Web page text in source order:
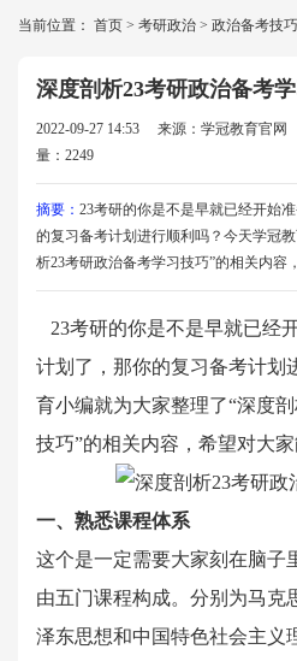
当前位置： 首页 > 考研政治 > 政治备考技巧
深度剖析23考研政治备考
2022-09-27 14:53 来源：学冠教育官网
量：2249
摘要： 23考研的你是不是早就已经开始
的复习备考计划进行顺利吗？今天学冠
析23考研政治备考学习技巧”的相关内容
23考研的你是不是早就已经
计划了，那你的复习备考计划
育小编就为大家整理了“深度
技巧”的相关内容，希望对大家
一、熟悉课程体系
这个是一定需要大家刻在脑子
由五门课程构成。分别为马克
泽东思想和中国特色社会主义